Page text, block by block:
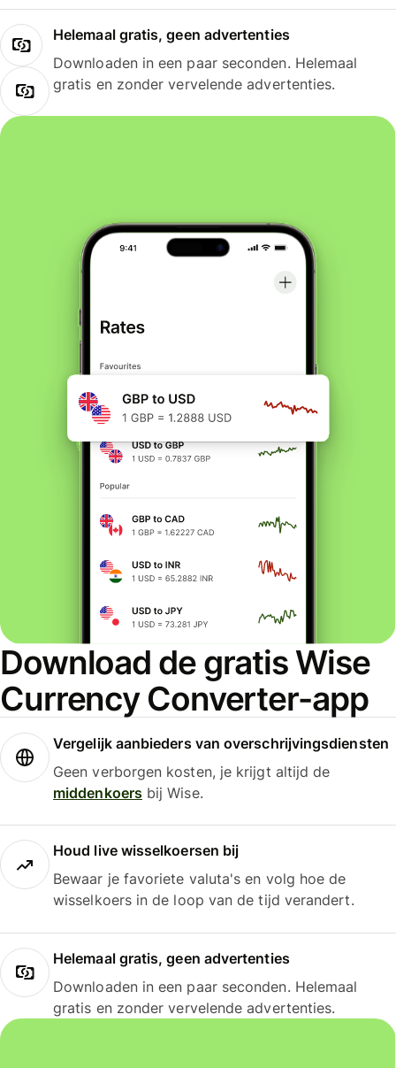
Helemaal gratis, geen advertenties
Downloaden in een paar seconden. Helemaal
gratis en zonder vervelende advertenties.
Download de gratis Wise
Currency Converter-app
Vergelijk aanbieders van overschrijvingsdiensten
Geen verborgen kosten, je krijgt altijd de
middenkoersbij Wise.
Houd live wisselkoersen bij
Bewaar je favoriete valuta's en volg hoe de
wisselkoers in de loop van de tijd verandert.
Helemaal gratis, geen advertenties
Downloaden in een paar seconden. Helemaal
gratis en zonder vervelende advertenties.